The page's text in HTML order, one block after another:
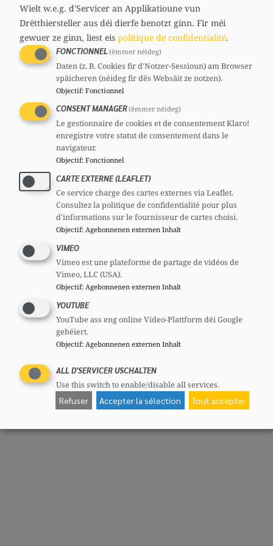
media
links
36 ans
Circonscription : Centre
Section : Stad Lëtzebuerg
Comités
CSIComité national :Membre
Partager
Wielt w.e.g. d'Servicer an Applikatioune vun
Drëtthiersteller aus déi dierfe benotzt ginn. Fir méi
gewuer ze ginn, liest eis politique de confidentialité.
FONCTIONNEL(ëmmer néideg)
Daten (z. B. Cookies fir d'Notzer-Sessioun) am Browser
späicheren (néideg fir dës Websäit ze notzen).
Objectif: Fonctionnel
CONSENT MANAGER(ëmmer néideg)
Le gestionnaire de cookies et de consentement Klaro!
enregistre votre statut de consentement dans le
navigateur.
Objectif: Fonctionnel
CARTE EXTERNE (LEAFLET)
Ce service charge des cartes externes via Leaflet.
Consultez la politique de confidentialité pour plus
d'informations sur le fournisseur de cartes choisi.
Objectif: Agebonnenen externen Inhalt
VIMEO
Vimeo est une plateforme de partage de vidéos de
Vimeo, LLC (USA).
Objectif: Agebonnenen externen Inhalt
YOUTUBE
YouTube ass eng online Video-Plattform déi Google
gehéiert.
Objectif: Agebonnenen externen Inhalt
ALL D'SERVICER USCHALTEN
Use this switch to enable/disable all services.
Refuser Accepter la sélection Tout accepter